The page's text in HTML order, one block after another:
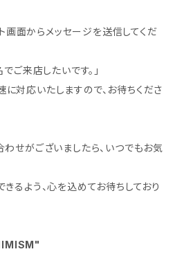
画面からメッセージを送信してくだ
ご来店したいです。」
対応いたしますので、お待ちくださ
せがございましたら、いつでもお気
るよう、心を込めてお待ちしており